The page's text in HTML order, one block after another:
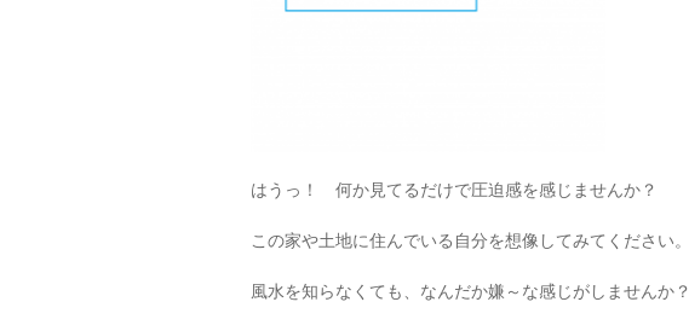
はうっ！ 何か見てるだけで圧迫感を感じませんか？
この家や土地に住んでいる自分を想像してみてください。
風水を知らなくても、なんだか嫌～な感じがしませんか？